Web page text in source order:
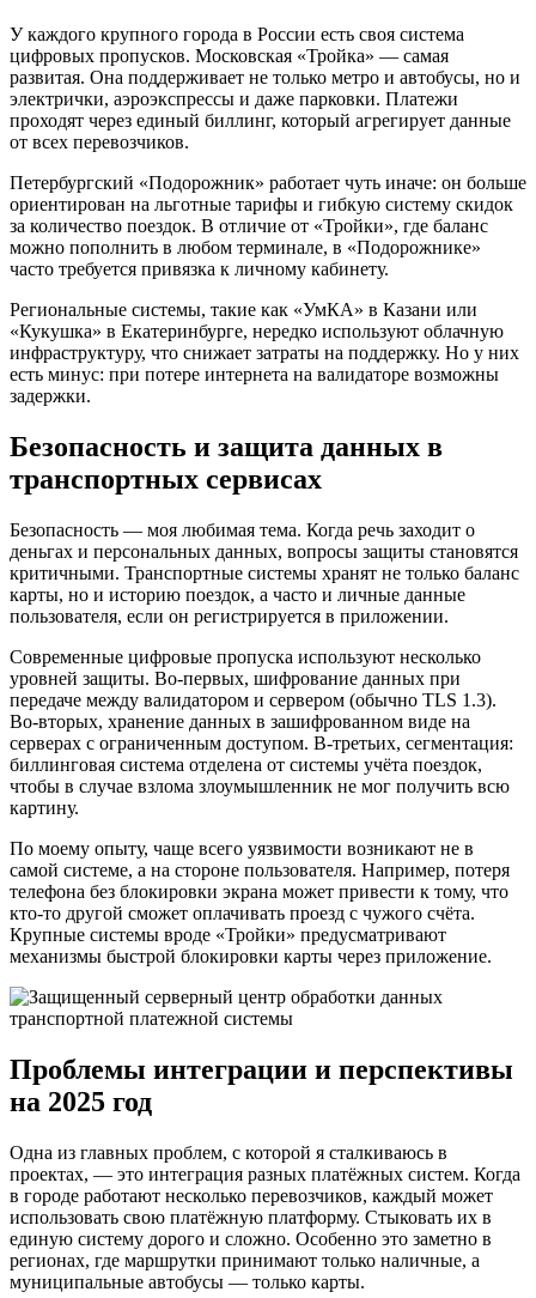
У каждого крупного города в России есть своя система
цифровых пропусков. Московская «Тройка» — самая
развитая. Она поддерживает не только метро и автобусы, но и
электрички, аэроэкспрессы и даже парковки. Платежи
проходят через единый биллинг, который агрегирует данные
от всех перевозчиков.
Петербургский «Подорожник» работает чуть иначе: он больше
ориентирован на льготные тарифы и гибкую систему скидок
за количество поездок. В отличие от «Тройки», где баланс
можно пополнить в любом терминале, в «Подорожнике»
часто требуется привязка к личному кабинету.
Региональные системы, такие как «УмКА» в Казани или
«Кукушка» в Екатеринбурге, нередко используют облачную
инфраструктуру, что снижает затраты на поддержку. Но у них
есть минус: при потере интернета на валидаторе возможны
задержки.
Безопасность и защита данных в
транспортных сервисах
Безопасность — моя любимая тема. Когда речь заходит о
деньгах и персональных данных, вопросы защиты становятся
критичными. Транспортные системы хранят не только баланс
карты, но и историю поездок, а часто и личные данные
пользователя, если он регистрируется в приложении.
Современные цифровые пропуска используют несколько
уровней защиты. Во-первых, шифрование данных при
передаче между валидатором и сервером (обычно TLS 1.3).
Во-вторых, хранение данных в зашифрованном виде на
серверах с ограниченным доступом. В-третьих, сегментация:
биллинговая система отделена от системы учёта поездок,
чтобы в случае взлома злоумышленник не мог получить всю
картину.
По моему опыту, чаще всего уязвимости возникают не в
самой системе, а на стороне пользователя. Например, потеря
телефона без блокировки экрана может привести к тому, что
кто-то другой сможет оплачивать проезд с чужого счёта.
Крупные системы вроде «Тройки» предусматривают
механизмы быстрой блокировки карты через приложение.
Проблемы интеграции и перспективы
на 2025 год
Одна из главных проблем, с которой я сталкиваюсь в
проектах, — это интеграция разных платёжных систем. Когда
в городе работают несколько перевозчиков, каждый может
использовать свою платёжную платформу. Стыковать их в
единую систему дорого и сложно. Особенно это заметно в
регионах, где маршрутки принимают только наличные, а
муниципальные автобусы — только карты.